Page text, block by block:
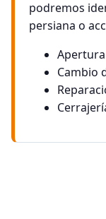
podremos
persiana o
Cambio